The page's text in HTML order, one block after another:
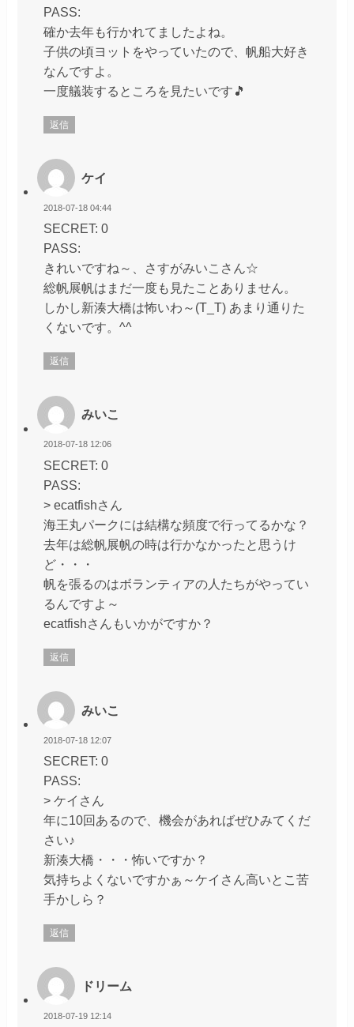
PASS:
確か去年も行かれてましたよね。
子供の頃ヨットをやっていたので、帆船大好き
なんですよ。
一度艤装するところを見たいです🎵
返信
ケイ
2018-07-18 04:44
SECRET: 0
PASS:
きれいですね～、さすがみいこさん☆
総帆展帆はまだ一度も見たことありません。
しかし新湊大橋は怖いわ～(T_T) あまり通りた
くないです。^^
返信
みいこ
2018-07-18 12:06
SECRET: 0
PASS:
> ecatfishさん
海王丸パークには結構な頻度で行ってるかな？
去年は総帆展帆の時は行かなかったと思うけ
ど・・・
帆を張るのはボランティアの人たちがやってい
るんですよ～
ecatfishさんもいかがですか？
返信
みいこ
2018-07-18 12:07
SECRET: 0
PASS:
> ケイさん
年に10回あるので、機会があればぜひみてくだ
さい♪
新湊大橋・・・怖いですか？
気持ちよくないですかぁ～ケイさん高いとこ苦
手かしら？
返信
ドリーム
2018-07-19 12:14